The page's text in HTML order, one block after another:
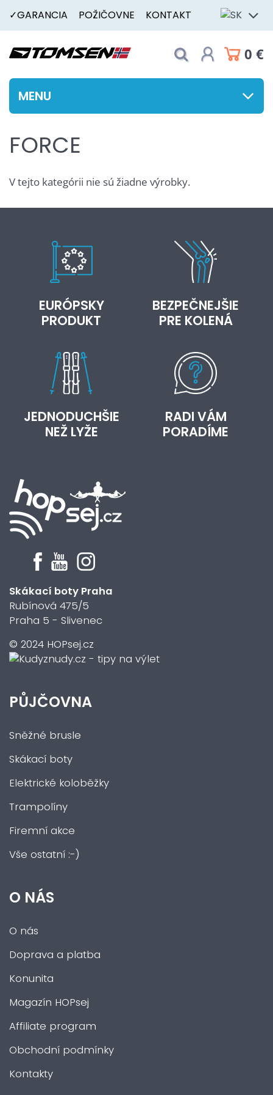
✓GARANCIA POŽIČOVNE KONTAKT
0 €
MENU
FORCE
V tejto kategórii nie sú žiadne výrobky.
EURÓPSKY
PRODUKT
BEZPEČNEJŠIE
PRE KOLENÁ
JEDNODUCHŠIE
NEŽ LYŽE
RADI VÁM
PORADÍME
Skákací boty Praha
Rubínová 475/5
Praha 5 - Slivenec
© 2024 HOPsej.cz
PŮJČOVNA
Sněžné brusle
Skákací boty
Elektrické koloběžky
Trampolíny
Firemní akce
Vše ostatní :-)
O NÁS
O nás
Doprava a platba
Konunita
Magazín HOPsej
Affiliate program
Obchodní podmínky
Kontakty